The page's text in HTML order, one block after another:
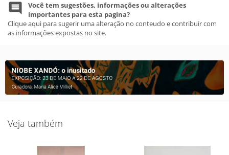
Você tem sugestões, informações ou alterações
importantes para esta pagina?
Clique aqui para sugerir uma alteração no conteudo e contribuir com
as informações expostas no site.
Veja também